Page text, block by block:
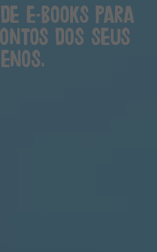
e-books para
dos seus